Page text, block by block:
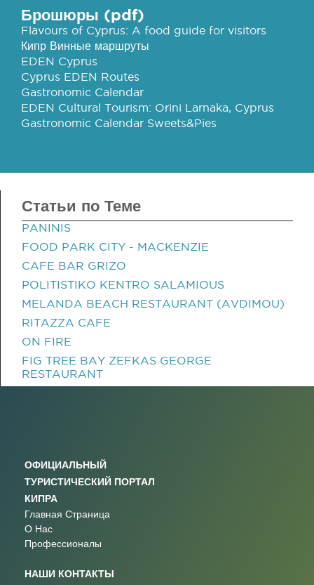
Брошюры (pdf)
Flavours of Cyprus: A food guide for visitors
Кипр Винные маршруты
EDEN Cyprus
Cyprus EDEN Routes
Gastronomic Calendar
EDEN Cultural Tourism: Orini Larnaka, Cyprus
Gastronomic Calendar Sweets&Pies
Статьи по Теме
PANINIS
FOOD PARK CITY - MACKENZIE
CAFE BAR GRIZO
POLITISTIKO KENTRO SALAMIOUS
MELANDA BEACH RESTAURANT (AVDIMOU)
RITAZZA CAFE
ON FIRE
FIG TREE BAY ZEFKAS GEORGE
RESTAURANT
ОФИЦИАЛЬНЫЙ
ТУРИСТИЧЕСКИЙ ПОРТАЛ
КИПРА
Главная Страница
О Нас
Профессионалы
НАШИ КОНТАКТЫ